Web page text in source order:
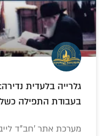
גלרייה בלעדית
בעבודת התפילה
מערכת אתר 'חב"ד